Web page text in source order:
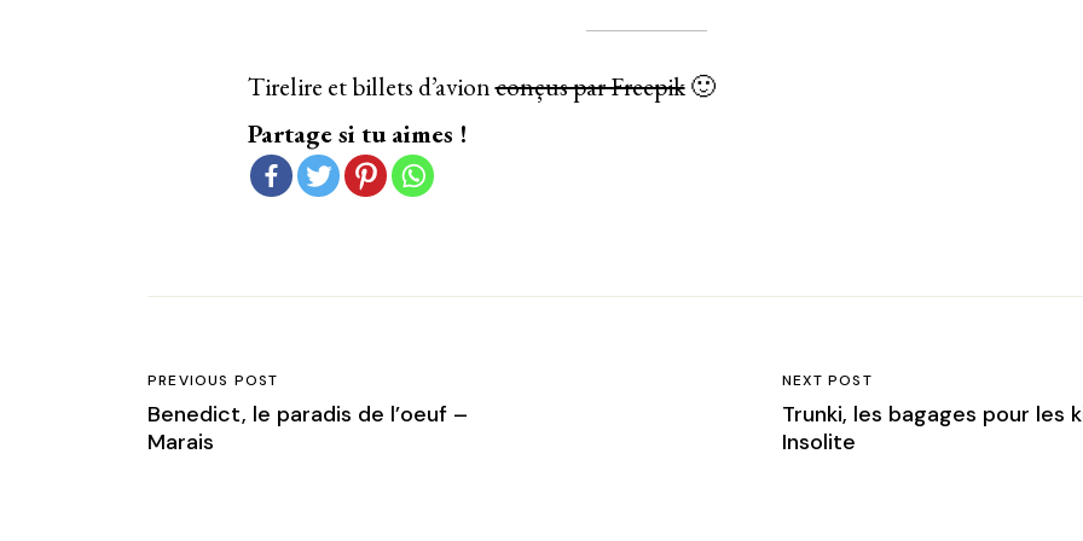
Tirelire et billets d’avionconçus par Freepik🙂
Partage si tu aimes !
PREVIOUS POST
Benedict, le paradis de l’oeuf –
Marais
NEXT POST
Trunki, les bagages pour les
Insolite